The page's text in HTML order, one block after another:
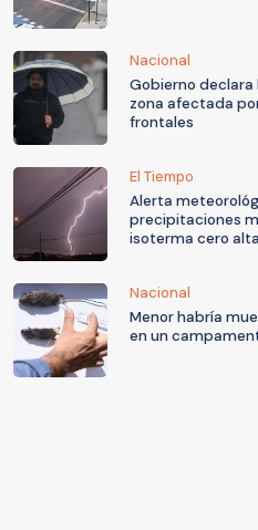
Nacional
Gobierno declara
zona afectada
frontales
El Tiempo
Alerta
precipitaciones
isoterma cero
Nacional
Menor habría
en un